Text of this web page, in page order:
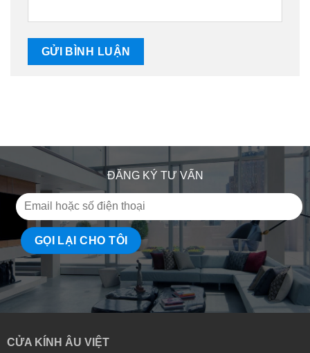
ĐĂNG KÝ TƯ VẤN
CỬA KÍNH ÂU VIỆT